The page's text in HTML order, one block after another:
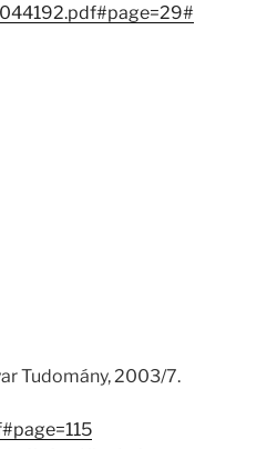
Tudomány, 2003/7.